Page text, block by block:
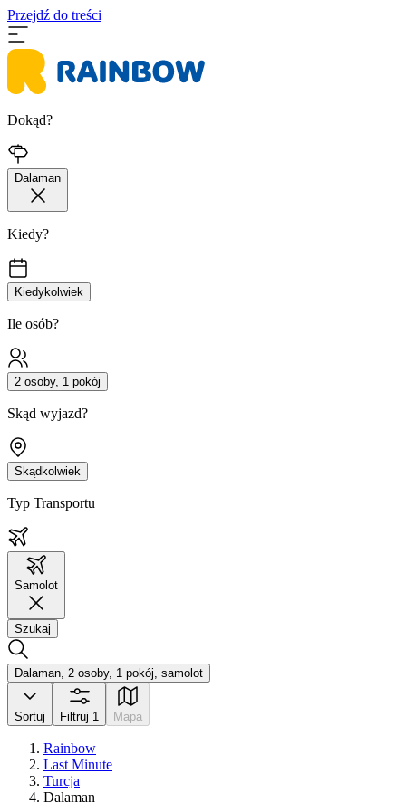
Przejdź do treści
Dokąd?
Dalaman
Kiedy?
Kiedykolwiek
Ile osób?
2 osoby, 1 pokój
Skąd wyjazd?
Skądkolwiek
Typ Transportu
Samolot
Szukaj
Dalaman, 2 osoby, 1 pokój, samolot
Sortuj Filtruj 1 Mapa
Rainbow
Last Minute
Turcja
Dalaman